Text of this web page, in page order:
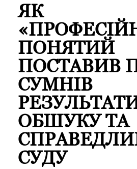
ЯК
ПОНЯТИЙ
ПОСТАВИВ
СУМНІВ
ОБШУКУ ТА
СУДУ